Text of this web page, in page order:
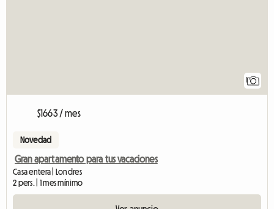
1
$1663 / mes
Novedad
Gran apartamento para tus vacaciones
Casa entera | Londres
2 pers. | 1 mes mínimo